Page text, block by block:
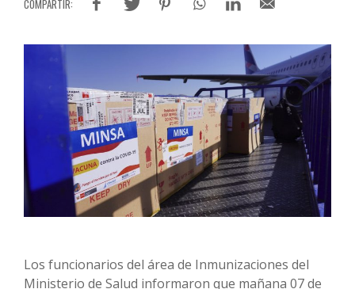
Los funcionarios del área de Inmunizaciones del
Ministerio de Salud informaron que mañana 07 de